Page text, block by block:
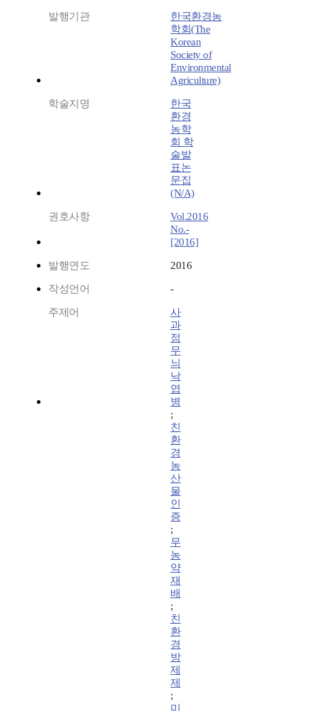
발행기관
한국환경농
학회(The
Korean
Society of
Environmental
Agriculture)
학술지명
한국
환경
농학
회 학
술발
표논
문집
(N/A)
권호사항
Vol.2016
No.-
[2016]
발행연도 2016
작성언어 -
주제어
사
과
점
무
늬
낙
엽
병
;
친
환
경
농
산
물
인
증
;
무
농
약
재
배
;
친
환
경
방
제
제
;
미